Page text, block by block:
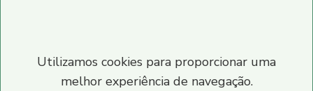
Utilizamos cookies para proporcionar uma
melhor experiência de navegação.